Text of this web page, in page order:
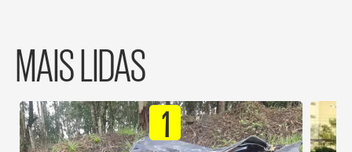
MAIS LIDAS
1